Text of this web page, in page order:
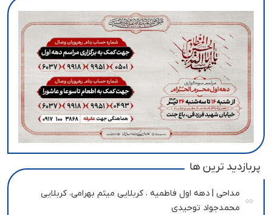
پربازدید ترین ها
مداحی | دهه اول فاطمیه ، کربلایی میثم بهرامی، کربلایی
محمدجواد توحیدی